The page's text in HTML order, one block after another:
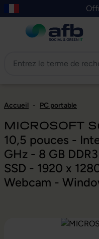
au contenu principal
Skip to B2B platform
Accueil - PC portable
MICROSOFT
10,5 pouces -
GHz - 8 GB
SSD - 1920 x
Webcam -
Ignorer la galerie d'images